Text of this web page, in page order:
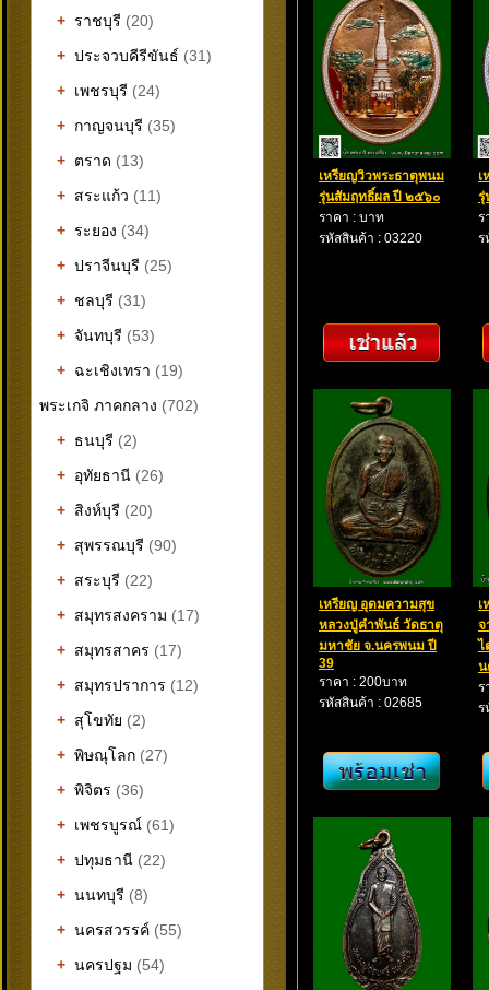
+ ราชบุรี (20)
+ ประจวบคีรีขันธ์ (31)
+ เพชรบุรี (24)
+ กาญจนบุรี (35)
+ ตราด (13)
+ สระแก้ว (11)
+ ระยอง (34)
+ ปราจีนบุรี (25)
+ ชลบุรี (31)
+ จันทบุรี (53)
+ ฉะเชิงเทรา (19)
พระเกจิ ภาคกลาง (702)
+ ธนบุรี (2)
+ อุทัยธานี (26)
+ สิงห์บุรี (20)
+ สุพรรณบุรี (90)
+ สระบุรี (22)
+ สมุทรสงคราม (17)
+ สมุทรสาคร (17)
+ สมุทรปราการ (12)
+ สุโขทัย (2)
+ พิษณุโลก (27)
+ พิจิตร (36)
+ เพชรบูรณ์ (61)
+ ปทุมธานี (22)
+ นนทบุรี (8)
+ นครสวรรค์ (55)
+ นครปฐม (54)
เหรียญวิวพระธาตุพนม
รุ่นสัมฤทธิ์ผล ปี ๒๕๖๐
ราคา : บาท
รหัสสินค้า : 03220
รุ่
ร
ร
เหรียญ อุดมความสุข
หลวงปู่คำพันธ์ วัดธาตุ
มหาชัย จ.นครพนม ปี
39
ราคา : 200บาท
รหัสสินค้า : 02685
เ
จ
ไ
น
ร
ร